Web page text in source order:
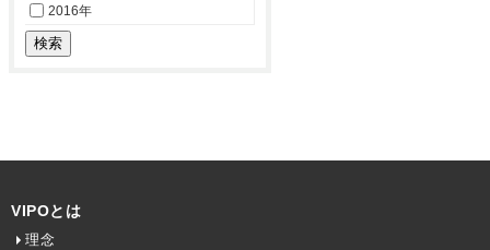
2016年
VIPOとは
理念